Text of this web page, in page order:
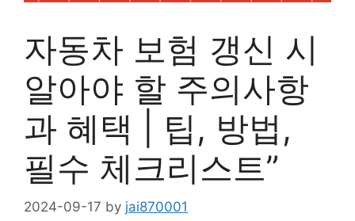
자동차 보험 갱신 시
알아야 할 주의사항
과 혜택 | 팁, 방법,
필수 체크리스트”
2024-09-17 by jai870001